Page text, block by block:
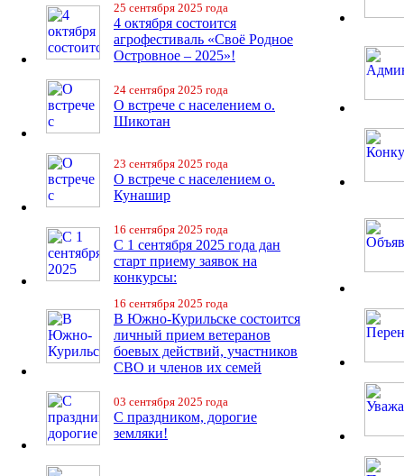
25 сентября 2025 года
4 октября состоится
агрофестиваль «Своё Родное
Островное – 2025»!
24 сентября 2025 года
О встрече с населением о.
Шикотан
23 сентября 2025 года
О встрече с населением о.
Кунашир
16 сентября 2025 года
С 1 сентября 2025 года дан
старт приему заявок на
конкурсы:
16 сентября 2025 года
В Южно-Курильске состоится
личный прием ветеранов
боевых действий, участников
СВО и членов их семей
03 сентября 2025 года
С праздником, дорогие
земляки!